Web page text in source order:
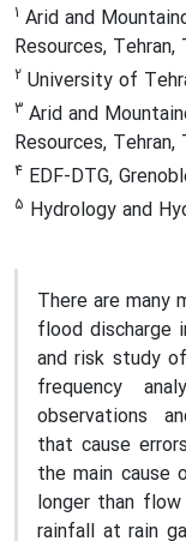
1 Arid and
Resources, Tehran,
2 University of
3 Arid and
Resources, Tehran,
4 EDF-DTG,
5 Hydrology and
There are many
flood discharge
and risk study
frequency
observations
that cause
the main cause
longer than
rainfall at rain